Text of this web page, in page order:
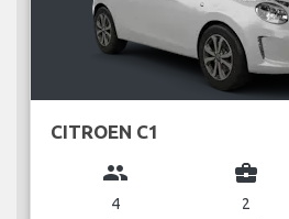
CITROEN C1
group
4
business_center
2